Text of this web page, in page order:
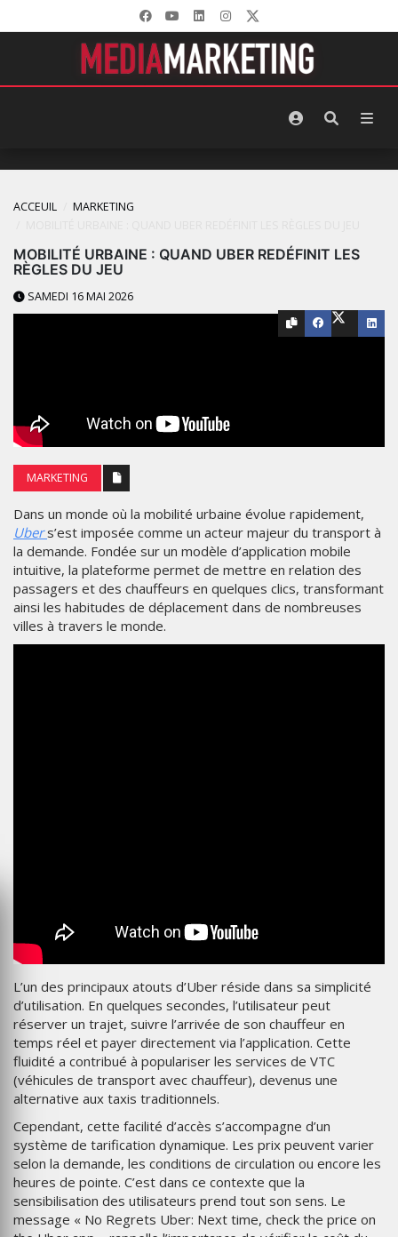
ACCEUIL
MARKETING
MOBILITÉ URBAINE : QUAND UBER REDÉFINIT LES
RÈGLES DU JEU
SAMEDI 16 MAI 2026
MARKETING
Dans un monde où la mobilité urbaine évolue rapidement,
Ubers’est imposée comme un acteur majeur du transport à
la demande. Fondée sur un modèle d’application mobile
intuitive, la plateforme permet de mettre en relation des
passagers et des chauffeurs en quelques clics, transformant
ainsi les habitudes de déplacement dans de nombreuses
villes à travers le monde.
L’un des principaux atouts d’Uber réside dans sa simplicité
d’utilisation. En quelques secondes, l’utilisateur peut
réserver un trajet, suivre l’arrivée de son chauffeur en
temps réel et payer directement via l’application. Cette
fluidité a contribué à populariser les services de VTC
(véhicules de transport avec chauffeur), devenus une
alternative aux taxis traditionnels.
Cependant, cette facilité d’accès s’accompagne d’un
système de tarification dynamique. Les prix peuvent varier
selon la demande, les conditions de circulation ou encore les
heures de pointe. C’est dans ce contexte que la
sensibilisation des utilisateurs prend tout son sens. Le
message « No Regrets Uber: Next time, check the price on